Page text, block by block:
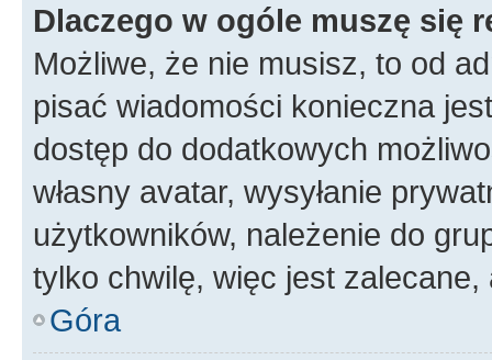
Dlaczego w ogóle muszę się
Możliwe, że nie musisz, to od
pisać wiadomości konieczna
dostęp do dodatkowych
własny avatar, wysyłanie
użytkowników, należenie do
tylko chwilę, więc jest zalecane,
Góra